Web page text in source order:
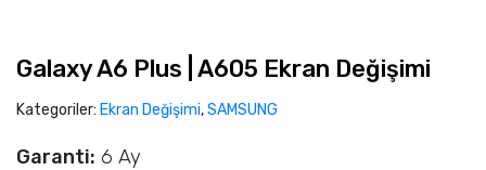
Galaxy A6 Plus | A605 Ekran Değişimi
Kategoriler: Ekran Değişimi,SAMSUNG
Garanti: 6 Ay